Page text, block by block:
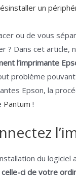
un
ou de vous
? Dans cet
l’imprimante
problème
Epson, la
Pantum !
du
ci de votre